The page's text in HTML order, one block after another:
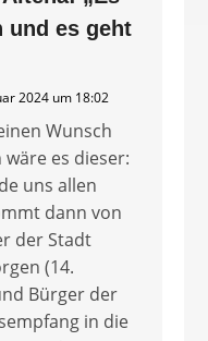
und es geht
2024 um 18:02
Wunsch
es dieser:
uns allen
dann von
der Stadt
(14.
Bürger der
in die